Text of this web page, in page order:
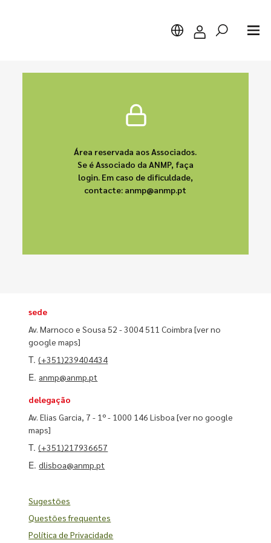
Área reservada aos Associados.
Se é Associado da ANMP, faça
login. Em caso de dificuldade,
contacte: anmp@anmp.pt
sede
Av. Marnoco e Sousa 52 - 3004 511 Coimbra[ver no
google maps]
T.(+351)239404434
E. anmp@anmp.pt
delegação
Av. Elias Garcia, 7 - 1º - 1000 146 Lisboa[ver no google
maps]
T.(+351)217936657
E.dlisboa@anmp.pt
Sugestões
Questões frequentes
Política de Privacidade